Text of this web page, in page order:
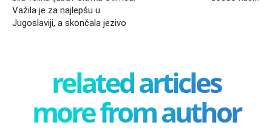
Važila je za najlepšu u
Jugoslaviji, a skončala jezivo
related articles
more from author